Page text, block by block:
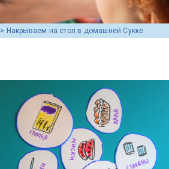
> Накрываем на стол в домашней Сукке